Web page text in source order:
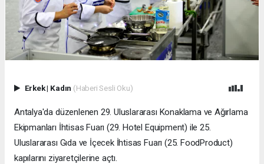
Erkek| Kadın (Haberi Sesli Oku)
​Antalya'da düzenlenen 29. Uluslararası Konaklama ve Ağırlama
Ekipmanları İhtisas Fuarı (29. Hotel Equipment) ile 25.
Uluslararası Gıda ve İçecek İhtisas Fuarı (25. FoodProduct)
kapılarını ziyaretçilerine açtı.